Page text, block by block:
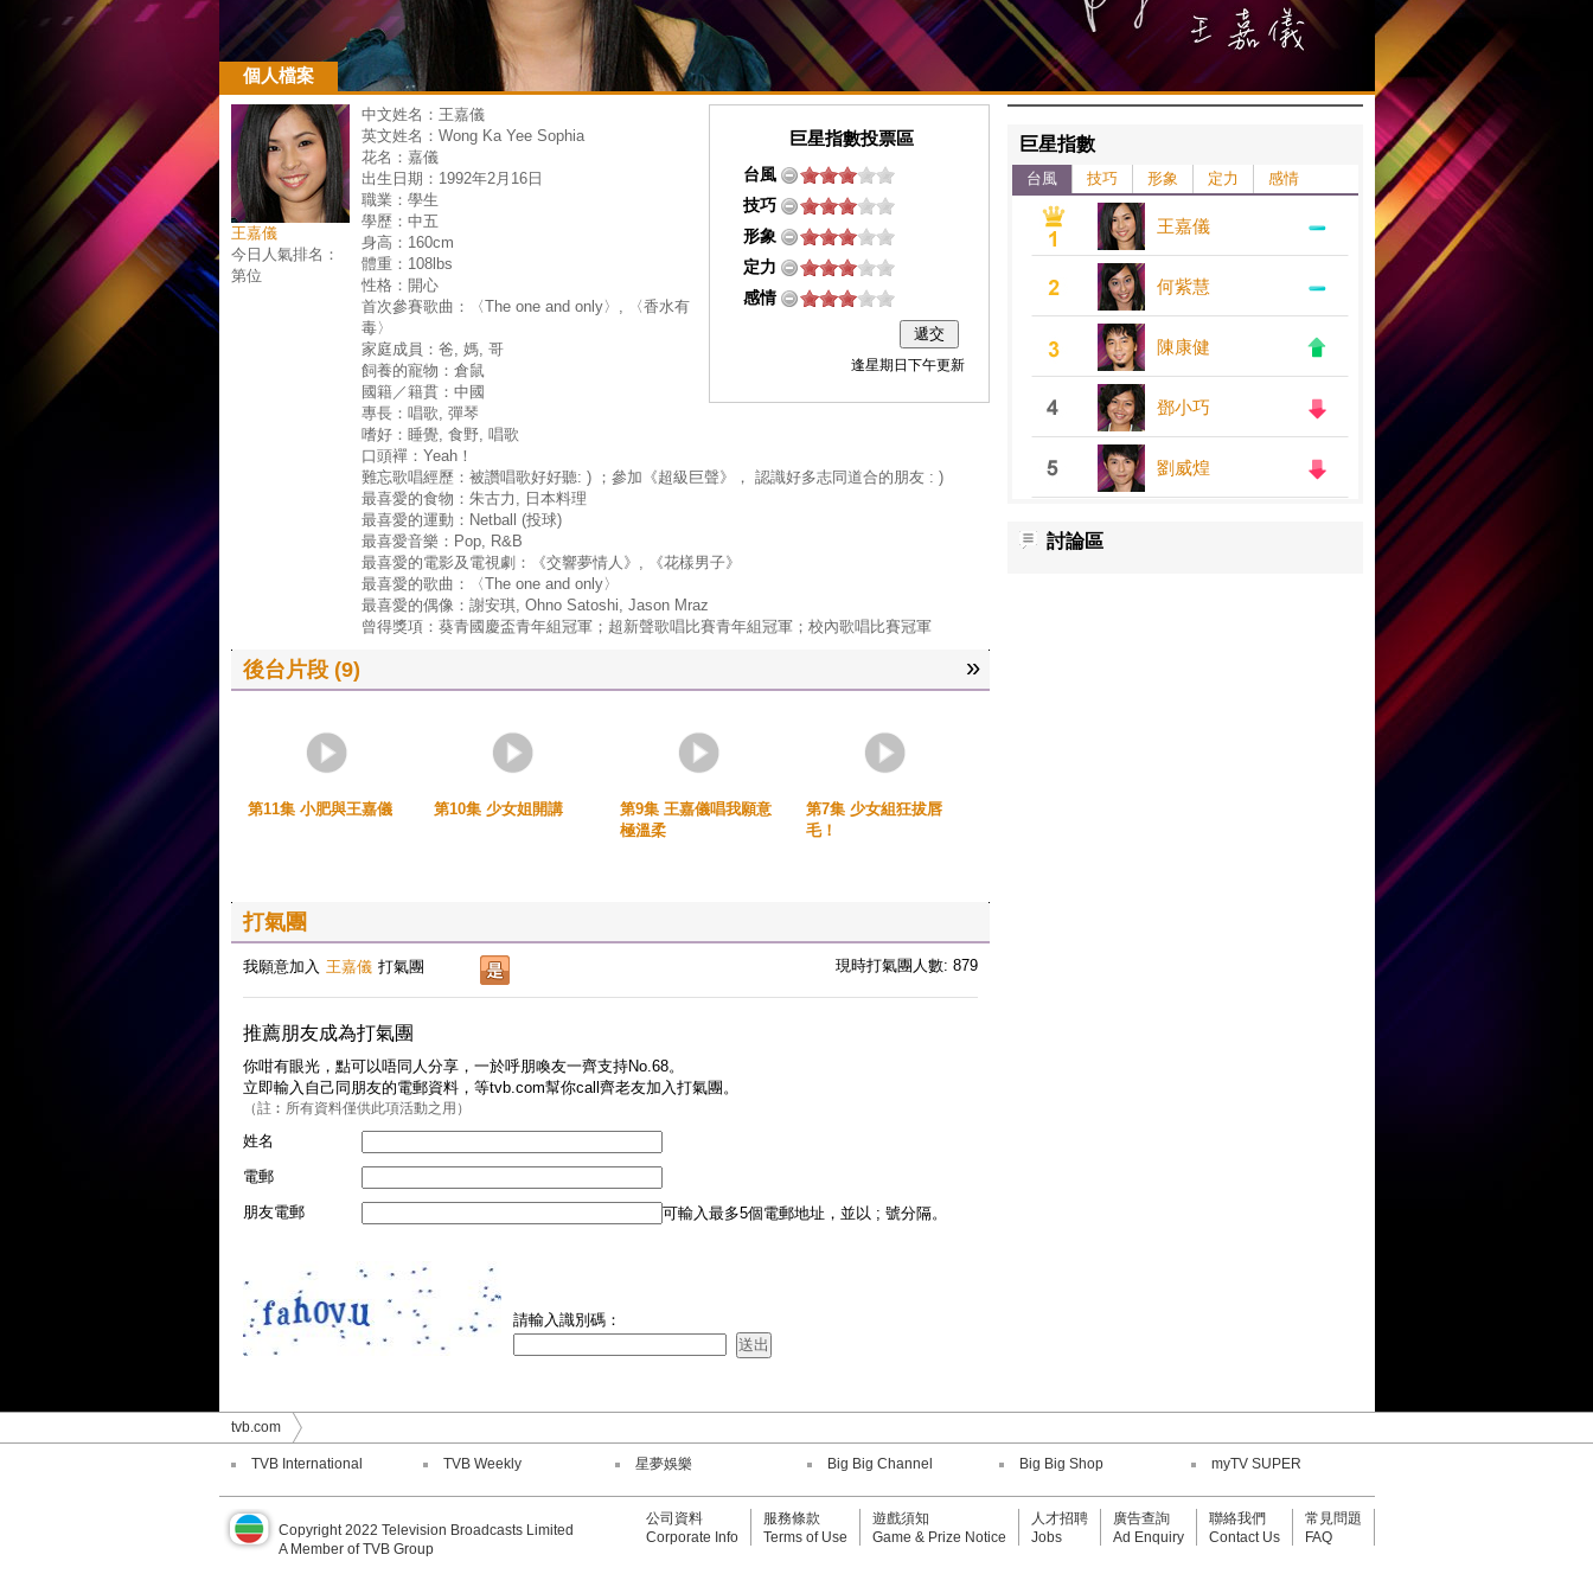
個人檔案
王嘉儀
今日人氣排名：
第位
中文姓名：王嘉儀
英文姓名：Wong Ka Yee Sophia
花名：嘉儀
出生日期：1992年2月16日
職業：學生
學歷：中五
身高：160cm
體重：108lbs
性格：開心
首次參賽歌曲：〈The one and only〉, 〈香水有
毒〉
家庭成員：爸, 媽, 哥
飼養的寵物：倉鼠
國籍／籍貫：中國
專長：唱歌, 彈琴
嗜好：睡覺, 食野, 唱歌
口頭襌：Yeah！
難忘歌唱經歷：被讚唱歌好好聽: ) ；參加《超級巨聲》， 認識好多志同道合的朋友 : )
最喜愛的食物：朱古力, 日本料理
最喜愛的運動：Netball (投球)
最喜愛音樂：Pop, R&B
最喜愛的電影及電視劇：《交響夢情人》, 《花樣男子》
最喜愛的歌曲：〈The one and only〉
最喜愛的偶像：謝安琪, Ohno Satoshi, Jason Mraz
曾得獎項：葵青國慶盃青年組冠軍；超新聲歌唱比賽青年組冠軍；校內歌唱比賽冠軍
後台片段 (9) »
第11集 小肥與王嘉儀 第10集 少女姐開講
第9集 王嘉儀唱我願意
極溫柔
第7集 少女組狂拔唇
毛！
打氣團
我願意加入 王嘉儀 打氣團 現時打氣團人數: 879
推薦朋友成為打氣團
你咁有眼光，點可以唔同人分享，一於呼朋喚友一齊支持No.68。
立即輸入自己同朋友的電郵資料，等tvb.com幫你call齊老友加入打氣團。
（註︰所有資料僅供此項活動之用）
姓名
電郵
朋友電郵
可輸入最多5個電郵地址，並以 ; 號分隔。
請輸入識別碼：
巨星指數
台風 技巧 形象 定力 感情
王嘉儀
何紫慧
陳康健
鄧小巧
劉威煌
陳康健
鄧小巧
劉威煌
討論區
tvb.com
TVB International TVB Weekly 星夢娛樂 Big Big Channel Big Big Shop myTV SUPER
Copyright 2022 Television Broadcasts Limited
A Member of TVB Group
公司資料
Corporate Info
服務條款
Terms of Use
遊戲須知
Game & Prize Notice
人才招聘
Jobs
廣告查詢
Ad Enquiry
聯絡我們
Contact Us
常見問題
FAQ